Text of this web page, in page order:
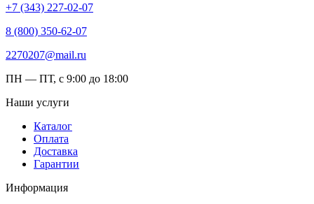
+7 (343) 227-02-07
8 (800) 350-62-07
2270207@mail.ru
ПН — ПТ, с 9:00 до 18:00
Наши услуги
Каталог
Оплата
Доставка
Гарантии
Информация